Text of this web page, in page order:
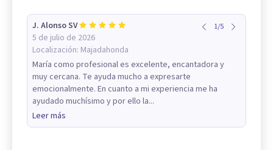
J. Alonso SV
5 de julio de 2026
Localización: Majadahonda
1/5
María como profesional es excelente, encantadora y
muy cercana. Te ayuda mucho a expresarte
emocionalmente. En cuanto a mi experiencia me ha
ayudado muchísimo y por ello la...
Leer más